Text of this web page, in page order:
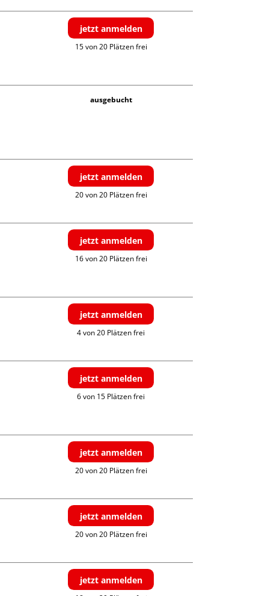
jetzt anmelden
15 von 20 Plätzen frei
ausgebucht
jetzt anmelden
20 von 20 Plätzen frei
jetzt anmelden
16 von 20 Plätzen frei
jetzt anmelden
4 von 20 Plätzen frei
jetzt anmelden
6 von 15 Plätzen frei
jetzt anmelden
20 von 20 Plätzen frei
jetzt anmelden
20 von 20 Plätzen frei
jetzt anmelden